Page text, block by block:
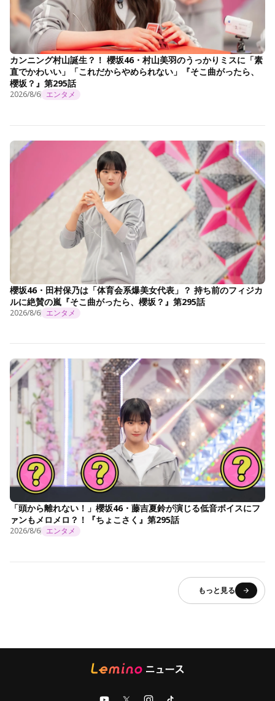
カンニング村山誕生？！ 櫻坂46・村山美羽のうっかりミスに「素
直でかわいい」「これだからやめられない」『そこ曲がったら、
櫻坂？』第295話
2026/8/6 エンタメ
櫻坂46・田村保乃は「体育会系爆美女代表」？ 持ち前のフィジカ
ルに絶賛の嵐『そこ曲がったら、櫻坂？』第295話
2026/8/6 エンタメ
「頭から離れない！」櫻坂46・藤吉夏鈴が演じる低音ボイスにフ
ァンもメロメロ？！『ちょこさく』第295話
2026/8/6 エンタメ
もっと見る